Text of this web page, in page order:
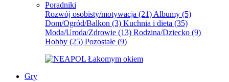
Poradniki
Rozwój osobisty/motywacja (21) Albumy (5)
Dom/Ogród/Balkon (3) Kuchnia i dieta (35)
Moda/Uroda/Zdrowie (13) Rodzina/Dziecko (9)
Hobby (25) Pozostałe (9)
Gry